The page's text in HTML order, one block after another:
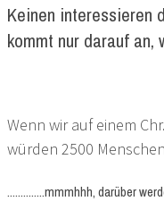
Keinen interessieren
kommt nur darauf
Wenn wir auf einem
würden 2500
..............mmmhhh, darüber